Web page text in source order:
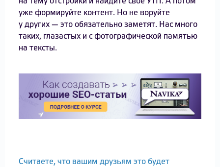
уже формируйте контент. Но не воруйте
у других — это обязательно заметят. Нас много
таких, глазастых и с фотографической памятью
на тексты.
Считаете, что вашим друзьям это будет